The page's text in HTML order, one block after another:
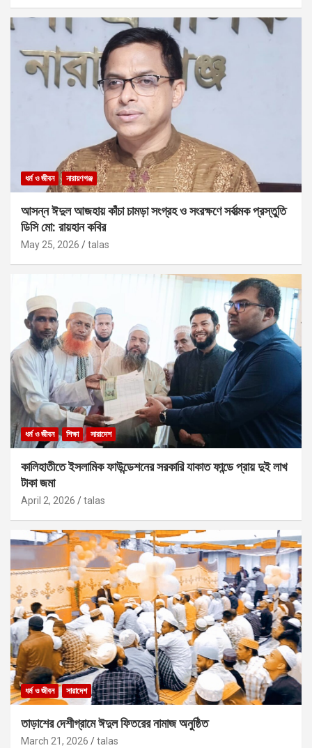
ধর্ম ও জীবন নারায়ণগঞ্জ
আসন্ন ঈদুল আজহায় কাঁচা চামড়া সংগ্রহ ও সংরক্ষণে সর্বাত্মক প্রস্তুতি
ডিসি মো: রায়হান কবির
May 25, 2026 talas
ধর্ম ও জীবন শিক্ষা সারাদেশ
কালিহাতীতে ইসলামিক ফাউন্ডেশনের সরকারি যাকাত ফান্ডে প্রায় দুই লাখ
টাকা জমা
April 2, 2026 talas
ধর্ম ও জীবন সারাদেশ
তাড়াশের দেশীগ্রামে ঈদুল ফিতরের নামাজ অনুষ্ঠিত
March 21, 2026 talas